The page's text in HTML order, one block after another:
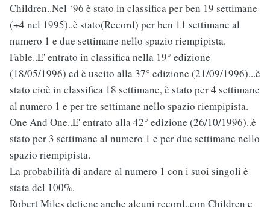
Children..Nel ‘96 è stato in classifica per ben 19 settimane
(+4 nel 1995)..è stato(Record) per ben 11 settimane al
numero 1 e due settimane nello spazio riempipista.
Fable..E' entrato in classifica nella 19° edizione
(18/05/1996) ed è uscito alla 37° edizione (21/09/1996)...è
stato cioè in classifica 18 settimane, è stato per 4 settimane
al numero 1 e per tre settimane nello spazio riempipista.
One And One..E' entrato alla 42° edizione (26/10/1996)..è
stato per 3 settimane al numero 1 e per due settimane nello
spazio riempipista.
La probabilità di andare al numero 1 con i suoi singoli è
stata del 100%.
Robert Miles detiene anche alcuni record..con Children e